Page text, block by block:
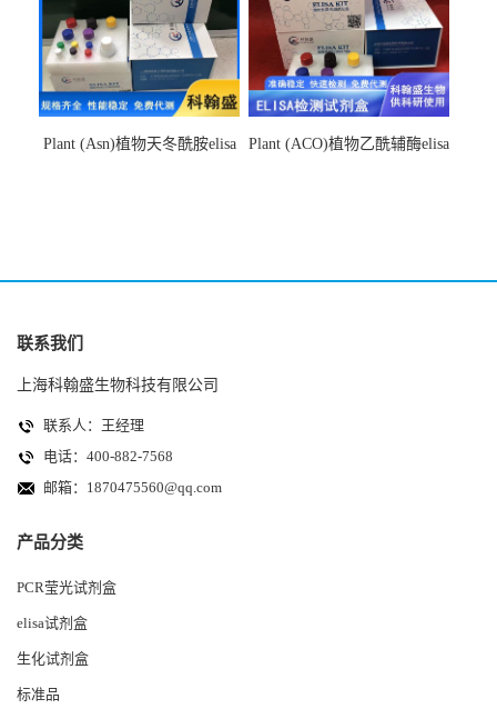
Plant (Asn)植物天冬酰胺elisa
Plant (ACO)植物乙酰辅酶elisa
联系我们
上海科翰盛生物科技有限公司
联系人：王经理
电话：400-882-7568
邮箱： 1870475560@qq.com
产品分类
PCR莹光试剂盒
elisa试剂盒
生化试剂盒
标准品